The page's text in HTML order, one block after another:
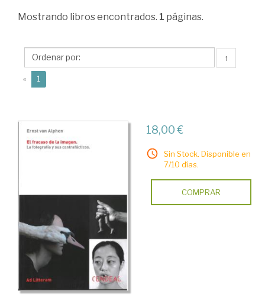
Van
Ernst
Mostrando libros encontrados. 1 páginas.
↑
« 1
18,00 €
Sin Stock. Disponible en
7/10 días.
COMPRAR